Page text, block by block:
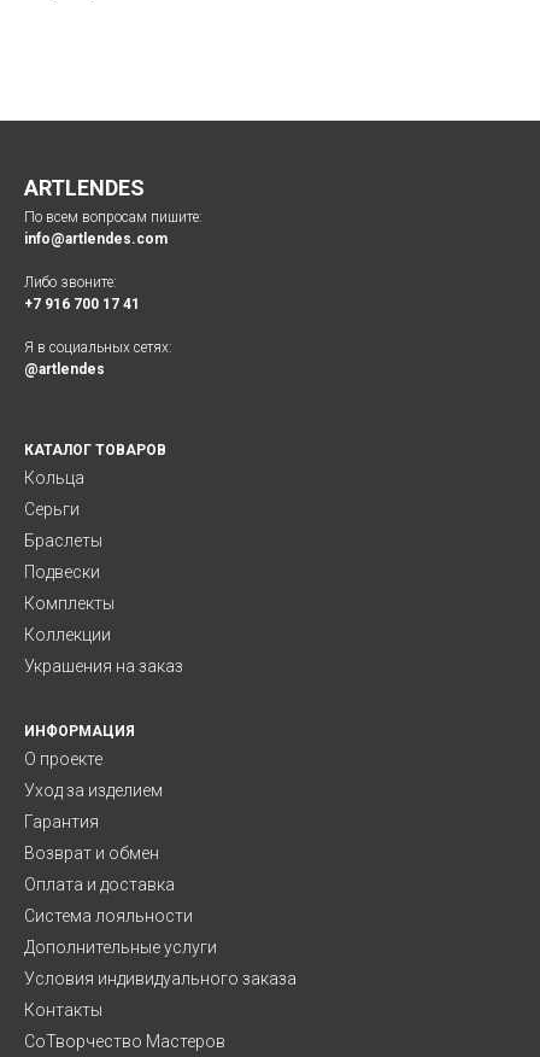
ARTLENDES
По всем вопросам пишите:
info@artlendes.com
Либо звоните:
+7 916 700 17 41
Я в социальных сетях:
@artlendes
КАТАЛОГ ТОВАРОВ
Кольца
Серьги
Браслеты
Подвески
Комплекты
Коллекции
Украшения на заказ
ИНФОРМАЦИЯ
О проекте
Уход за изделием
Гарантия
Возврат и обмен
Оплата и доставка
Система лояльности
Дополнительные услуги
Условия индивидуального заказа
Контакты
СоТворчество Мастеров